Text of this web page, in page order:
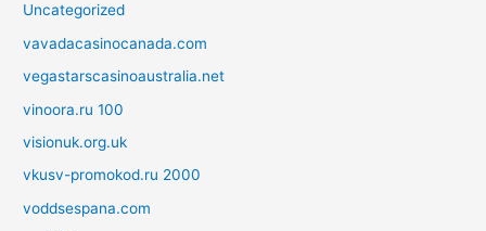
Uncategorized
vavadacasinocanada.com
vegastarscasinoaustralia.net
vinoora.ru 100
visionuk.org.uk
vkusv-promokod.ru 2000
voddsespana.com